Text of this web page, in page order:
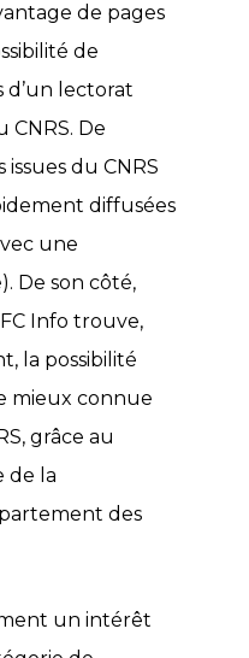
de pages
de
d’un lectorat
De
du CNRS
diffusées
une
De son côté,
Info trouve,
la possibilité
mieux connue
grâce au
de la
des
un intérêt